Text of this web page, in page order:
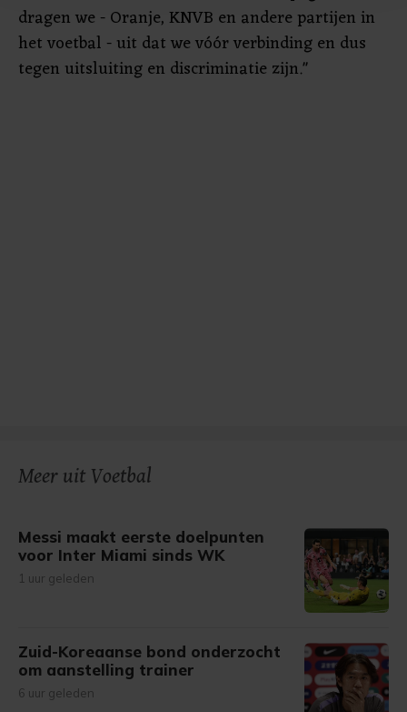
bezoek makkelijker en persoonlijker. Op
onze cookiepagina kun je ons cookiebeleid bekijken en je
gemaakte keuze altijd wijzigen of intrekken.
dragen we - Oranje, KNVB en andere partijen in
het voetbal - uit dat we vóór verbinding en dus
tegen uitsluiting en discriminatie zijn."
Meer uit Voetbal
Messi maakt eerste doelpunten
voor Inter Miami sinds WK
1 uur geleden
Zuid-Koreaanse bond onderzocht
om aanstelling trainer
6 uur geleden